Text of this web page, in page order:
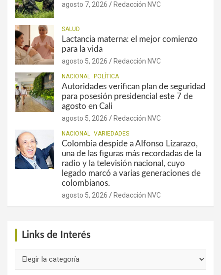
agosto 7, 2026 Redacción NVC
SALUD
Lactancia materna: el mejor comienzo
para la vida
agosto 5, 2026 Redacción NVC
NACIONAL POLÍTICA
Autoridades verifican plan de seguridad
para posesión presidencial este 7 de
agosto en Cali
agosto 5, 2026 Redacción NVC
NACIONAL VARIEDADES
Colombia despide a Alfonso Lizarazo,
una de las figuras más recordadas de la
radio y la televisión nacional, cuyo
legado marcó a varias generaciones de
colombianos.
agosto 5, 2026 Redacción NVC
Links de Interés